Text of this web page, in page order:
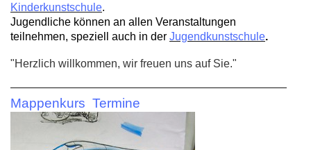
Kinderkunstschule.
Jugendliche können an allen Veranstaltungen
teilnehmen, speziell auch in der Jugendkunstschule.
"Herzlich willkommen, wir freuen uns auf Sie."
Mappenkurs Termine